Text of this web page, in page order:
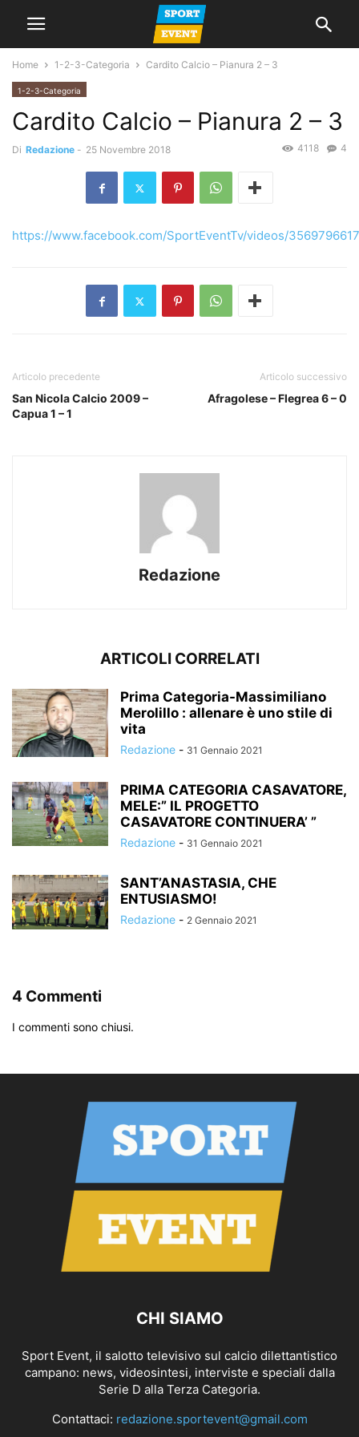
Home 1-2-3-Categoria Cardito Calcio – Pianura 2 – 3
1-2-3-Categoria
Cardito Calcio – Pianura 2 – 3
Di Redazione - 25 Novembre 2018 4
4118
https://www.facebook.com/SportEventTv/videos/
Articolo precedente
San Nicola Calcio 2009 –
Capua 1 – 1
Articolo successivo
Afragolese – Flegrea 6 – 0
Redazione
ARTICOLI CORRELATI
Prima Categoria-Massimiliano
Merolillo : allenare è uno stile di
vita
Redazione - 31 Gennaio 2021
PRIMA CATEGORIA CASAVATORE,
MELE:” IL PROGETTO
CASAVATORE CONTINUERA’ ”
Redazione - 31 Gennaio 2021
SANT’ANASTASIA, CHE
ENTUSIASMO!
Redazione - 2 Gennaio 2021
4 Commenti
I commenti sono chiusi.
CHI SIAMO
Sport Event, il salotto televisivo sul calcio dilettantistico
campano: news, videosintesi, interviste e speciali dalla
Serie D alla Terza Categoria.
Contattaci: redazione.sportevent@gmail.com